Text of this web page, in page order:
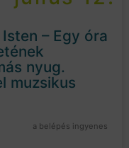
– Egy óra
nyug.
muzsikus
a belépés ingyenes